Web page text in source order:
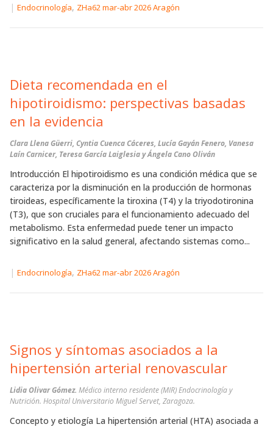
| Endocrinología, ZHa62 mar-abr 2026 Aragón
Dieta recomendada en el
hipotiroidismo: perspectivas basadas
en la evidencia
Clara Llena Güerri, Cyntia Cuenca Cáceres, Lucía Gayán Fenero, Vanesa
Laín Carnicer, Teresa García Laiglesia y Ángela Cano Oliván
Introducción El hipotiroidismo es una condición médica que se
caracteriza por la disminución en la producción de hormonas
tiroideas, específicamente la tiroxina (T4) y la triyodotironina
(T3), que son cruciales para el funcionamiento adecuado del
metabolismo. Esta enfermedad puede tener un impacto
significativo en la salud general, afectando sistemas como...
| Endocrinología, ZHa62 mar-abr 2026 Aragón
Signos y síntomas asociados a la
hipertensión arterial renovascular
Lidia Olivar Gómez. Médico interno residente (MIR) Endocrinología y
Nutrición. Hospital Universitario Miguel Servet, Zaragoza.
Concepto y etiología La hipertensión arterial (HTA) asociada a